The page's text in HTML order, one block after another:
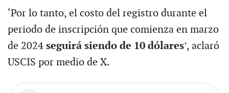
‘Por lo tanto, el costo del registro durante el
periodo de inscripción que comienza en marzo
de 2024 seguirá siendo de 10 dólares’, aclaró
USCIS por medio de X.